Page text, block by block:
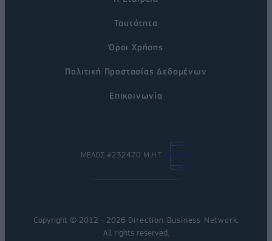
Ταυτότητα
Όροι Χρήσης
Πολιτική Προστασίας Δεδομένων
Επικοινωνία
ΜΕΛΟΣ #232470 Μ.Η.Τ.
Copyright © 2012 - 2026 Direction Business Network.
All rights reserved.